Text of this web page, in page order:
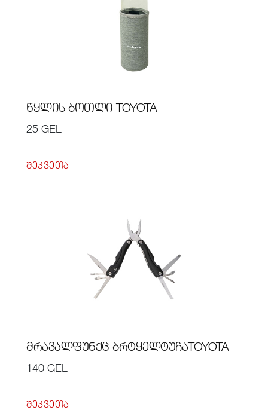
ᲬᲧᲚᲘᲡ ᲑᲝᲗᲚᲘ TOYOTA
25 GEL
ᲨᲔᲙᲕᲔᲗᲐ
ᲛᲠᲐᲕᲐᲚᲤᲣᲜᲥᲪ ᲑᲠᲢᲧᲔᲚᲢᲣᲩᲐTOYOTA
140 GEL
ᲨᲔᲙᲕᲔᲗᲐ